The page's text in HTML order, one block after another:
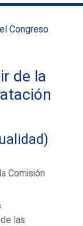
Congreso
de la
Comisión
las